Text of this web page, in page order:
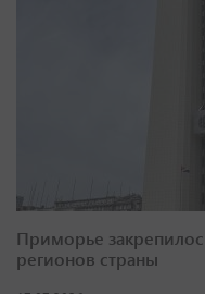
Приморье
регионов страны